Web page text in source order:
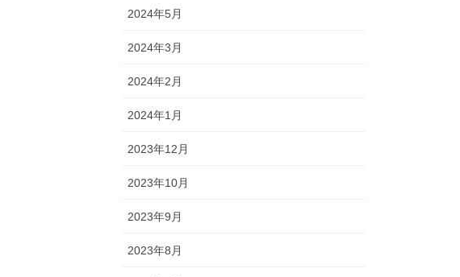
2024年5月
2024年3月
2024年2月
2024年1月
2023年12月
2023年10月
2023年9月
2023年8月